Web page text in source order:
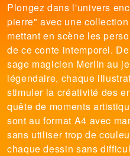
Plongez dans l'univers
pierre" avec une
mettant en scène les
de ce conte intemporel.
sage magicien Merlin au
légendaire, chaque
stimuler la créativité des
quête de moments
sont au format A4 avec
sans utiliser trop de
chaque dessin sans